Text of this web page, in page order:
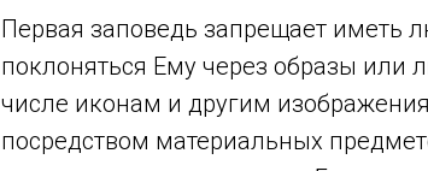
Первая заповедь запрещает иметь
поклоняться Ему через образы
числе иконам и другим
посредством материальных